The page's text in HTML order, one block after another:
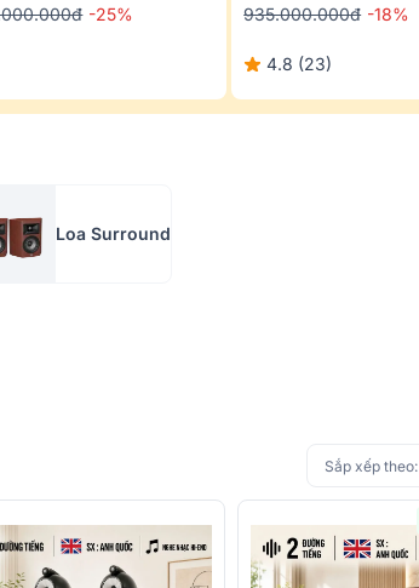
-25% 935.000.000đ -18%
4.8 (23)
Loa Surround
Sắp xếp theo: